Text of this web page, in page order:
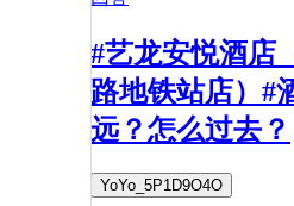
#艺龙安悦酒店
路地铁站店）#
远？怎么过去？
YoYo_5P1D9O4O